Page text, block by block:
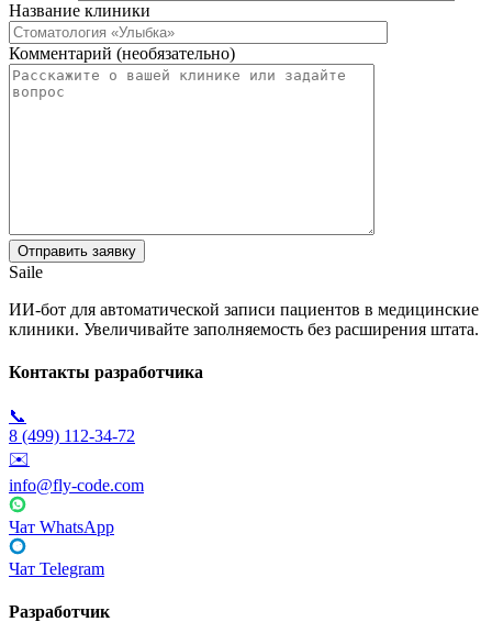
Название клиники
Комментарий (необязательно)
Saile
ИИ-бот для автоматической записи пациентов в медицинские
клиники. Увеличивайте заполняемость без расширения штата.
Контакты разработчика
📞
8 (499) 112-34-72
✉️
info@fly-code.com
Чат WhatsApp
Чат Telegram
Разработчик